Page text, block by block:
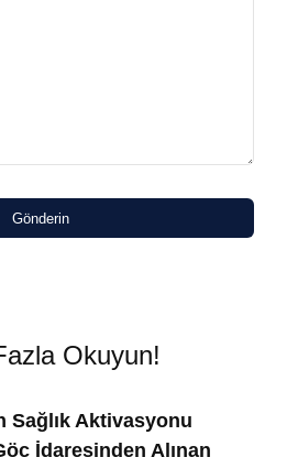
Gönderin
Okuyun!
Sağlık Aktivasyonu
İdaresinden Alınan